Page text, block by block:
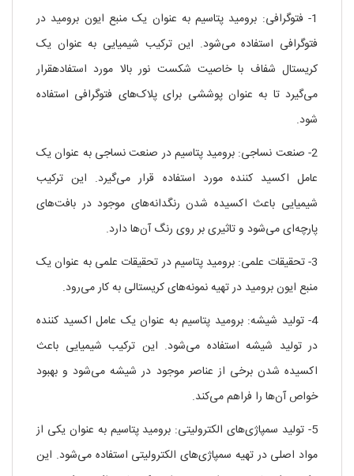
1- فتوگرافی: برومید پتاسیم به عنوان یک منبع ایون برومید در
فتوگرافی استفاده می‌شود. این ترکیب شیمیایی به عنوان یک
کریستال شفاف با خاصیت شکست نور بالا مورد استفادهقرار
می‌گیرد تا به عنوان پوششی برای پلاک‌های فتوگرافی استفاده
شود.
2- صنعت نساجی: برومید پتاسیم در صنعت نساجی به عنوان یک
عامل اکسید کننده مورد استفاده قرار می‌گیرد. این ترکیب
شیمیایی باعث اکسیده شدن رنگدانه‌های موجود در بافت‌های
پارچه‌ای می‌شود و تاثیری بر روی رنگ آن‌ها دارد.
3- تحقیقات علمی: برومید پتاسیم در تحقیقات علمی به عنوان یک
منبع ایون برومید در تهیه نمونه‌های کریستالی به کار می‌رود.
4- تولید شیشه: برومید پتاسیم به عنوان یک عامل اکسید کننده
در تولید شیشه استفاده می‌شود. این ترکیب شیمیایی باعث
اکسیده شدن برخی از عناصر موجود در شیشه می‌شود و بهبود
خواص آن‌ها را فراهم می‌کند.
5- تولید سمپاژی‌های الکترولیتی: برومید پتاسیم به عنوان یکی از
مواد اصلی در تهیه سمپاژی‌های الکترولیتی استفاده می‌شود. این